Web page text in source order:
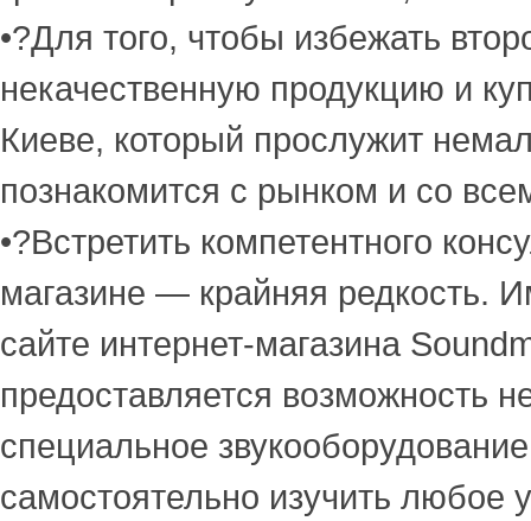
•?Для того, чтобы избежать
некачественную продукцию и
Киеве, который прослужит
познакомится с рынком и со
•?Встретить компетентного
магазине — крайняя редкость.
сайте интернет-магазина
предоставляется возможность
специальное
самостоятельно изучить любое